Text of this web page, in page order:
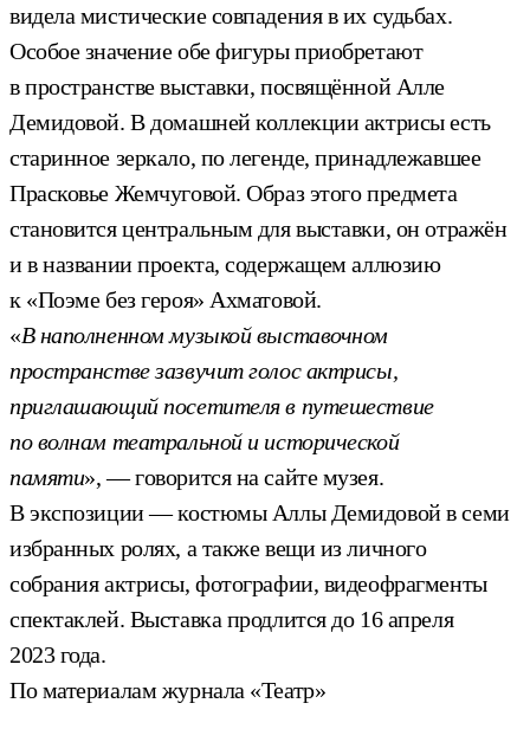
видела мистические совпадения в их судьбах.
Особое значение обе фигуры приобретают
в пространстве выставки, посвящённой Алле
Демидовой. В домашней коллекции актрисы есть
старинное зеркало, по легенде, принадлежавшее
Прасковье Жемчуговой. Образ этого предмета
становится центральным для выставки, он отражён
и в названии проекта, содержащем аллюзию
к «Поэме без героя» Ахматовой.
«В наполненном музыкой выставочном
пространстве зазвучит голос актрисы,
приглашающий посетителя в путешествие
по волнам театральной и исторической
памяти», — говорится на сайте музея.
В экспозиции — костюмы Аллы Демидовой в семи
избранных ролях, а также вещи из личного
собрания актрисы, фотографии, видеофрагменты
спектаклей. Выставка продлится до 16 апреля
2023 года.
По материалам журнала «Театр»